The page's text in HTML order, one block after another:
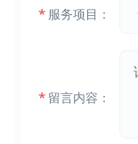
* 服务项目：
* 留言内容：